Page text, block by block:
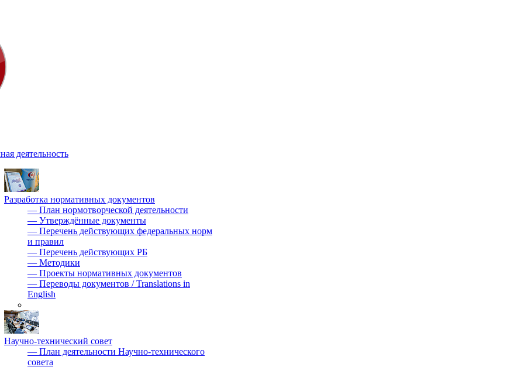
деятельность
Разработка нормативных документов
— План нормотворческой деятельности
— Утверждённые документы
— Перечень действующих федеральных норм
и правил
— Перечень действующих РБ
— Методики
— Проекты нормативных документов
— Переводы документов / Translations in
English
Научно-технический совет
— План деятельности Научно-технического
совета